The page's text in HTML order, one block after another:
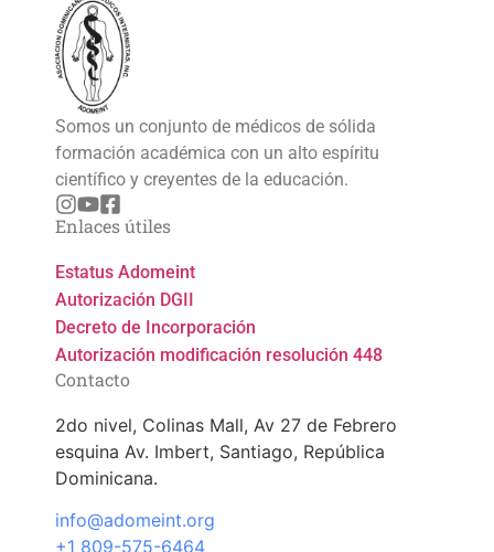
Somos un conjunto de médicos de sólida
formación académica con un alto espíritu
científico y creyentes de la educación.
Enlaces útiles
Estatus Adomeint
Autorización DGII
Decreto de Incorporación
Autorización modificación resolución 448
Contacto
2do nivel, Colinas Mall, Av 27 de Febrero
esquina Av. Imbert, Santiago, República
Dominicana.
info@adomeint.org
+1 809-575-6464